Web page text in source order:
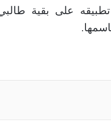
على بقية